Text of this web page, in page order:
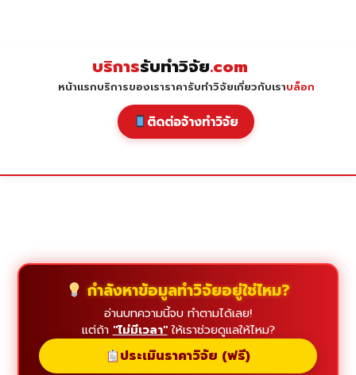
บริการรับทำวิจัย.com
หน้าแรกบริการของเราราคารับทำวิจัยเกี่ยวกับเราบล็อก
ติดต่อจ้างทำวิจัย
กำลังหาข้อมูลทำวิจัยอยู่ใช่ไหม?
อ่านบทความนี้จบ ทำตามได้เลย!
แต่ถ้า "ไม่มีเวลา"ให้เราช่วยดูแลให้ไหม?
ประเมินราคาวิจัย (ฟรี)